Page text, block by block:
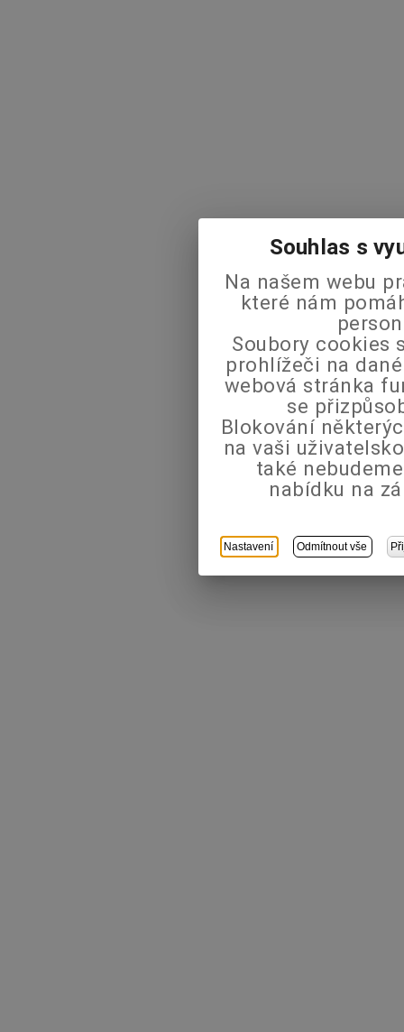
Souhlas s
Na našem webu
které nám
Soubory cookies
prohlížeči na
webová stránka
se
Blokování
na vaši
také
nabídku na
Nastavení Odmítnout vše